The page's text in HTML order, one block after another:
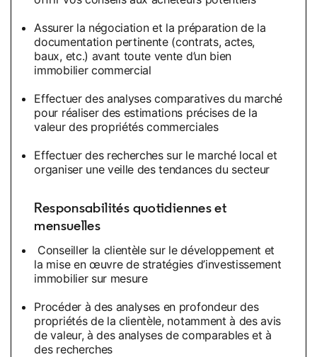
Assurer la négociation et la préparation de la
documentation pertinente (contrats, actes,
baux, etc.) avant toute vente d’un bien
immobilier commercial
Effectuer des analyses comparatives du marché
pour réaliser des estimations précises de la
valeur des propriétés commerciales
Effectuer des recherches sur le marché local et
organiser une veille des tendances du secteur
Responsabilités quotidiennes et
mensuelles
Conseiller la clientèle sur le développement et
la mise en œuvre de stratégies d’investissement
immobilier sur mesure
Procéder à des analyses en profondeur des
propriétés de la clientèle, notamment à des avis
de valeur, à des analyses de comparables et à
des recherches